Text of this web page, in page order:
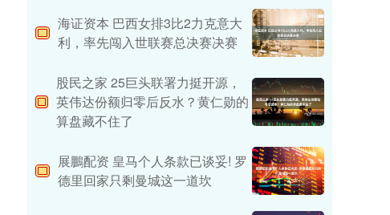
海证资本 巴西女排3比2力克意大
利，率先闯入世联赛总决赛决赛
股民之家 25巨头联署力挺开源，
英伟达份额归零后反水？黄仁勋的
算盘藏不住了
展鵬配资 皇马个人条款已谈妥! 罗
德里回家只剩曼城这一道坎